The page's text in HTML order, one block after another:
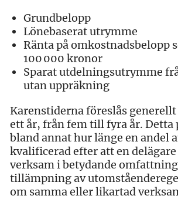
Grundbelopp
Lönebaserat utrymme
Ränta på omkostnadsbelopp
100 000 kronor
Sparat utdelningsutrymme
utan uppräkning
Karenstiderna föreslås
ett år, från fem till fyra år. Detta
bland annat hur länge en andel
kvalificerad efter att en
verksam i betydande
tillämpning av
om samma eller likartad